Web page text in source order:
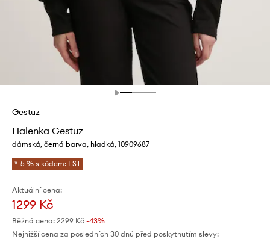
Gestuz
Halenka Gestuz
dámská, černá barva, hladká, 10909687
*-5 % s kódem: LST
Aktuální cena:
1299 Kč
Běžná cena: 2299 Kč -43%
Nejnižší cena za posledních 30 dnů před poskytnutím slevy: